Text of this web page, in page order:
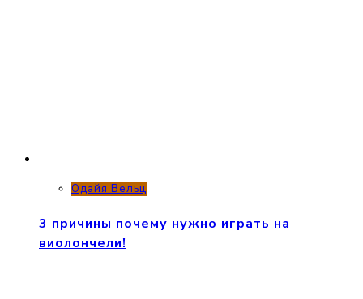
Одайя Вельц
3 причины почему нужно играть на
виолончели!